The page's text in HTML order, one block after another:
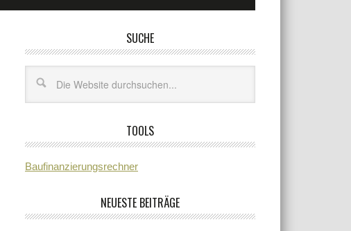
SUCHE
TOOLS
Baufinanzierungsrechner
NEUESTE BEITRÄGE